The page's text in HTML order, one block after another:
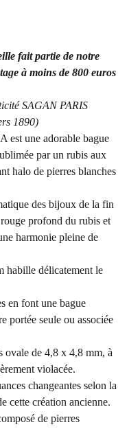
fait partie de notre
à moins de 800 euros
SAGAN PARIS
1890)
est une adorable bague
par un rubis aux
halo de pierres blanches
des bijoux de la fin
profond du rubis et
harmonie pleine de
habille délicatement le
en font une bague
portée seule ou associée
ovale de 4,8 x 4,8 mm, à
violacée.
changeantes selon la
cette création ancienne.
de pierres